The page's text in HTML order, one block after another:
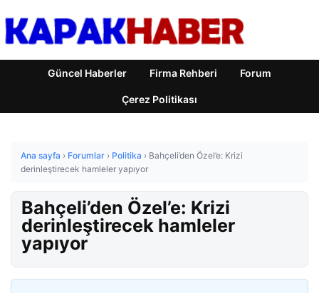
Güncel Haberler Firma Rehberi Forum
Çerez Politikası
Ana sayfa › Forumlar › Politika › Bahçeli’den Özel’e: Krizi
derinleştirecek hamleler yapıyor
Bahçeli’den Özel’e: Krizi
derinleştirecek hamleler
yapıyor